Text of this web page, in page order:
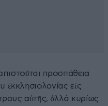
προσπάθεια
εἰς
αὐτῆς, ἀλλά κυρίως